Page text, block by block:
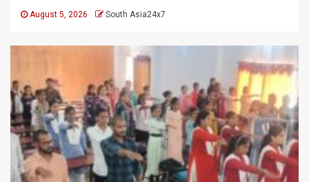
August 5, 2026 South Asia24x7